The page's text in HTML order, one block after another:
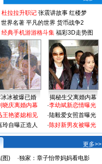
杜拉拉升职记 张震讲故事 红楼梦
世界名著 平凡的世界 货币战争2
经典手机游游格斗集 福彩3D走势图
冰被爆已婚
揭秘生父离婚内幕
晓庆离婚内幕
王艳婆媳相见
玲自曝正造人
·李幼斌新恋情曝光
·陆毅爱女照首曝光
·陈好新男友被曝光
更多>>
图) ·独家：章子怡带妈妈看电影